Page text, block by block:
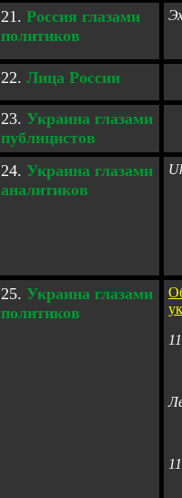
21. Россия глазами
политиков
22. Лица России
23. Украина глазами
публицистов
24. Украина глазами
аналитиков
25. Украина глазами
политиков